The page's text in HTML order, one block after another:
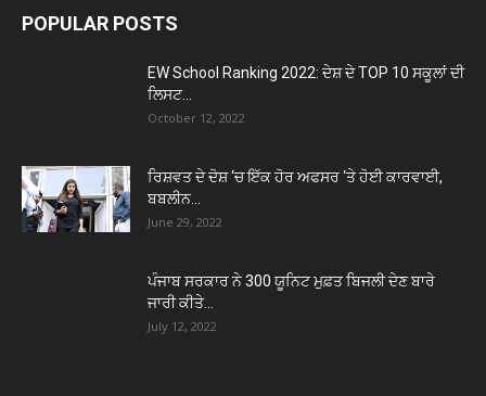
POPULAR POSTS
EW School Ranking 2022: ਦੇਸ਼ ਦੇ TOP 10 ਸਕੂਲਾਂ ਦੀ
ਲਿਸਟ...
October 12, 2022
ਰਿਸ਼ਵਤ ਦੇ ਦੋਸ਼ ‘ਚ ਇੱਕ ਹੋਰ ਅਫਸਰ ‘ਤੇ ਹੋਈ ਕਾਰਵਾਈ,
ਬਬਲੀਨ...
June 29, 2022
ਪੰਜਾਬ ਸਰਕਾਰ ਨੇ 300 ਯੂਨਿਟ ਮੁਫ਼ਤ ਬਿਜਲੀ ਦੇਣ ਬਾਰੇ
ਜਾਰੀ ਕੀਤੇ...
July 12, 2022